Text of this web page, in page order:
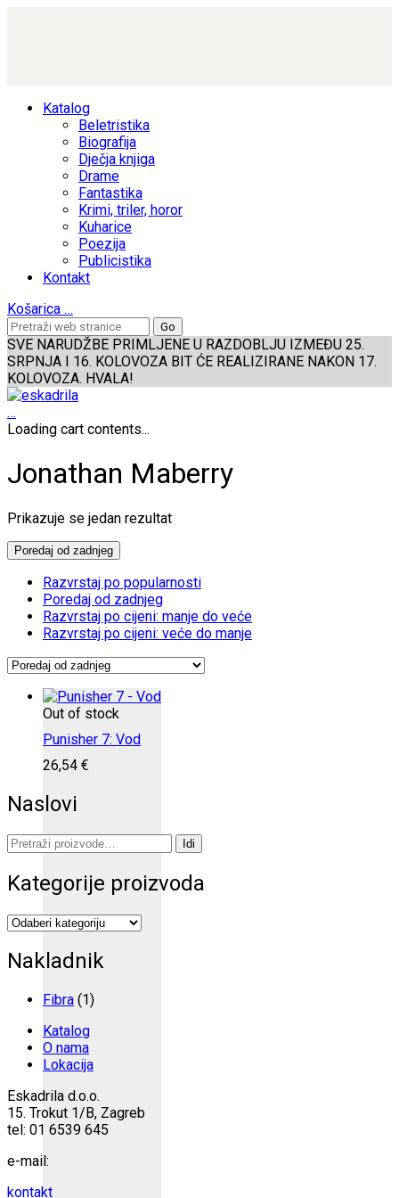
Katalog
Beletristika
Biografija
Dječja knjiga
Drame
Fantastika
Krimi, triler, horor
Kuharice
Poezija
Publicistika
Kontakt
Košarica …
SVE NARUDŽBE PRIMLJENE U RAZDOBLJU IZMEĐU 25.
SRPNJA I 16. KOLOVOZA BIT ĆE REALIZIRANE NAKON 17.
KOLOVOZA. HVALA!
…
Loading cart contents...
Jonathan Maberry
Prikazuje se jedan rezultat
Poredaj od zadnjeg
Razvrstaj po popularnosti
Poredaj od zadnjeg
Razvrstaj po cijeni: manje do veće
Razvrstaj po cijeni: veće do manje
Out of stock
Punisher 7: Vod
26,54 €
Naslovi
Pretraži: Idi
Kategorije proizvoda
Nakladnik
Fibra (1)
Katalog
O nama
Lokacija
Eskadrila d.o.o.
15. Trokut 1/B, Zagreb
tel: 01 6539 645
e-mail:
kontakt